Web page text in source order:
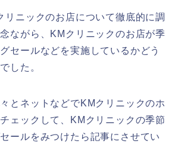
リニックのお店について徹底的に調
ながら、KMクリニックのお店が季
セールなどを実施しているかどう
した。
とネットなどでKMクリニックのホ
ェックして、KMクリニックの季節
ールをみつけたら記事にさせてい